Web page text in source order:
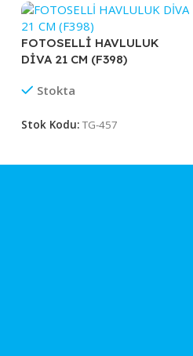
FOTOSELLİ HAVLULUK
DİVA 21 CM (F398)
Stokta
Stok Kodu: TG-457